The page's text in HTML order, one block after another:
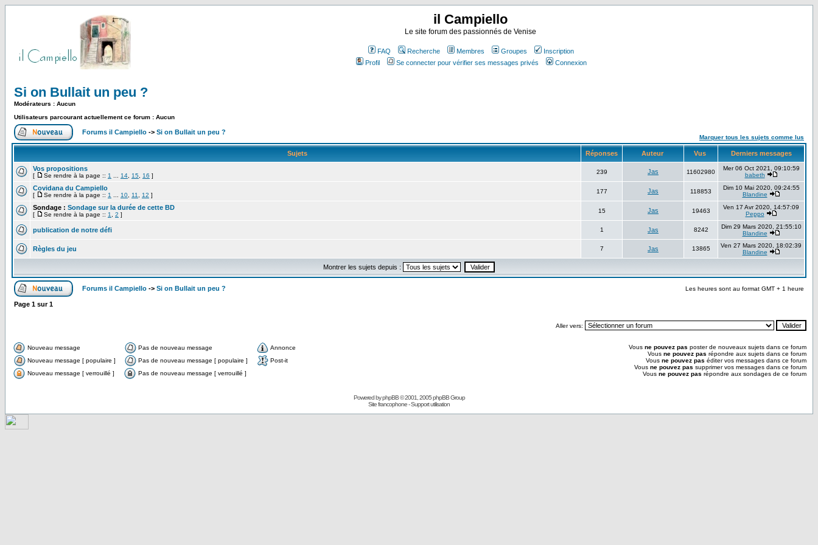
il Campiello
Le site forum des passionnés de Venise
FAQ Recherche Membres Groupes
Inscription
Profil
Se connecter pour vérifier ses messages privés Connexion
Si on Bullait un peu ?
Modérateurs : Aucun
Utilisateurs parcourant actuellement ce forum : Aucun
Forums il Campiello -> Si on Bullait un peu ?
Marquer tous les sujets comme lus
Sujets Réponses Auteur Vus Derniers messages
Vos propositions
[ Se rendre à la page :: 1 14 15 16 ]
239 Jas 11602980
Mer 06 Oct 2021, 09:10:59
babeth
Covidana du Campiello
[ Se rendre à la page :: 1 10 11 12 ]
177 Jas 118853
Dim 10 Mai 2020, 09:24:55
Blandine
Sondage : Sondage sur la durée de cette BD
[ Se rendre à la page :: 1 2 ]
15 Jas 19463
Ven 17 Avr 2020, 14:57:09
Peppo
publication de notre défi 1 Jas 8242
Dim 29 Mars 2020, 21:55:10
Blandine
Règles du jeu 7 Jas 13865
Ven 27 Mars 2020, 18:02:39
Blandine
Montrer les sujets depuis :
Forums il Campiello -> Si on Bullait un peu ? Les heures sont au format GMT + 1 heure
Page 1 sur1
Aller vers:
Nouveau message Pas de nouveau message
Annonce
Nouveau message [ populaire ]
Pas de nouveau message [ populaire ]
Post-it
Nouveau message [ verrouillé ]
Pas de nouveau message [ verrouillé ]
Vous ne pouvez pas poster de nouveaux sujets dans ce forum
Vous ne pouvez pas répondre aux sujets dans ce forum
Vous ne pouvez pas éditer vos messages dans ce forum
Vous ne pouvez pas supprimer vos messages dans ce forum
Vous ne pouvez pas répondre aux sondages de ce forum
Powered byphpBB© 2001, 2005 phpBB Group
Site francophone-Support utilisation